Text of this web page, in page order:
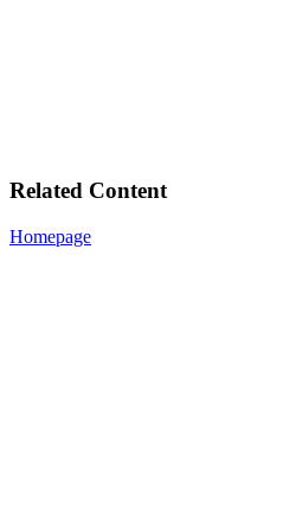
Related Content
Homepage